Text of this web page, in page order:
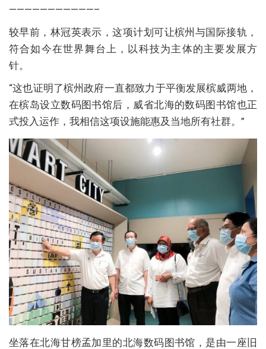
———————————–
较早前，林冠英表示，这项计划可让槟州与国际接轨，
符合如今在世界舞台上，以科技为主体的主要发展方
针。
“这也证明了槟州政府一直都致力于平衡发展槟威两地，
在槟岛设立数码图书馆后，威省北海的数码图书馆也正
式投入运作，我相信这项设施能惠及当地所有社群。”
坐落在北海甘榜孟加里的北海数码图书馆，是由一座旧